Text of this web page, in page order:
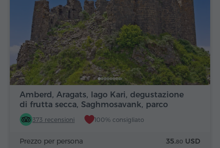
Amberd, Aragats, lago Kari, degustazione
di frutta secca, Saghmosavank, parco
Alfabeto
373 recensioni 100% consigliato
Prezzo per persona 35.80 USD